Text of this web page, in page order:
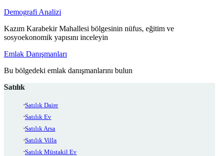
Demografi Analizi
Kazım Karabekir Mahallesi bölgesinin nüfus, eğitim ve
sosyoekonomik yapısını inceleyin
Emlak Danışmanları
Bu bölgedeki emlak danışmanlarını bulun
Satılık
Satılık Daire
Satılık Ev
Satılık Arsa
Satılık Villa
Satılık Müstakil Ev